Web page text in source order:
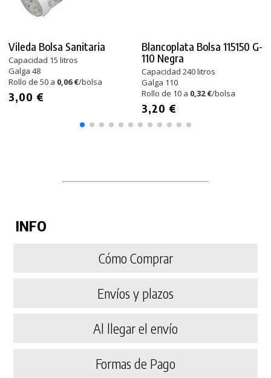
Vileda Bolsa Sanitaria
Capacidad 15 litros
Galga 48
Rollo de 50 a 0,06 €/bolsa
3,00 €
Blancoplata Bolsa 115150 G-
110 Negra
Capacidad 240 litros
Galga 110
Rollo de 10 a 0,32 €/bolsa
3,20 €
INFO
Cómo Comprar
Envíos y plazos
Al llegar el envío
Formas de Pago